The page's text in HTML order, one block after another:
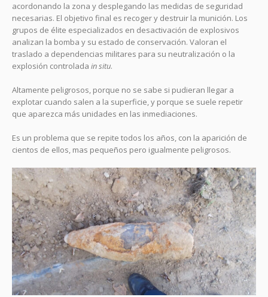
acordonando la zona y desplegando las medidas de seguridad
necesarias. El objetivo final es recoger y destruir la munición. Los
grupos de élite especializados en desactivación de explosivos
analizan la bomba y su estado de conservación. Valoran el
traslado a dependencias militares para su neutralización o la
explosión controlada in situ.
Altamente peligrosos, porque no se sabe si pudieran llegar a
explotar cuando salen a la superficie, y porque se suele repetir
que aparezca más unidades en las inmediaciones.
Es un problema que se repite todos los años, con la aparición de
cientos de ellos, mas pequeños pero igualmente peligrosos.